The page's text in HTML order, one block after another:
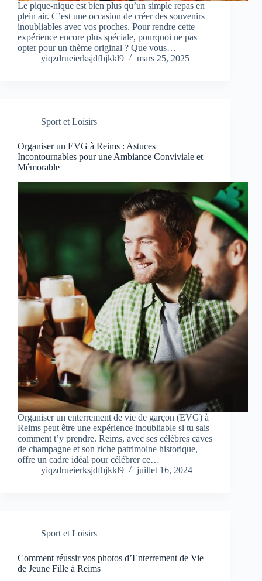
Le pique-nique est bien plus qu’un simple repas en
plein air. C’est une occasion de créer des souvenirs
inoubliables avec vos proches. Pour rendre cette
expérience encore plus spéciale, pourquoi ne pas
opter pour un thème original ? Que vous…
yiqzdrueierksjdfhjkkl9
mars 25, 2025
Sport et Loisirs
Organiser un EVG à Reims : Astuces
Incontournables pour une Ambiance Conviviale et
Mémorable
Organiser un enterrement de vie de garçon (EVG) à
Reims peut être une expérience inoubliable si tu sais
comment t’y prendre. Reims, avec ses célèbres caves
de champagne et son riche patrimoine historique,
offre un cadre idéal pour célébrer ce…
yiqzdrueierksjdfhjkkl9
juillet 16, 2024
Sport et Loisirs
Comment réussir vos photos d’Enterrement de Vie
de Jeune Fille à Reims